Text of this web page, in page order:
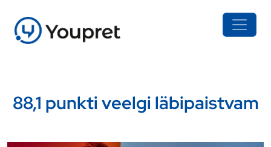
88,1 punkti veelgi läbipaistvam